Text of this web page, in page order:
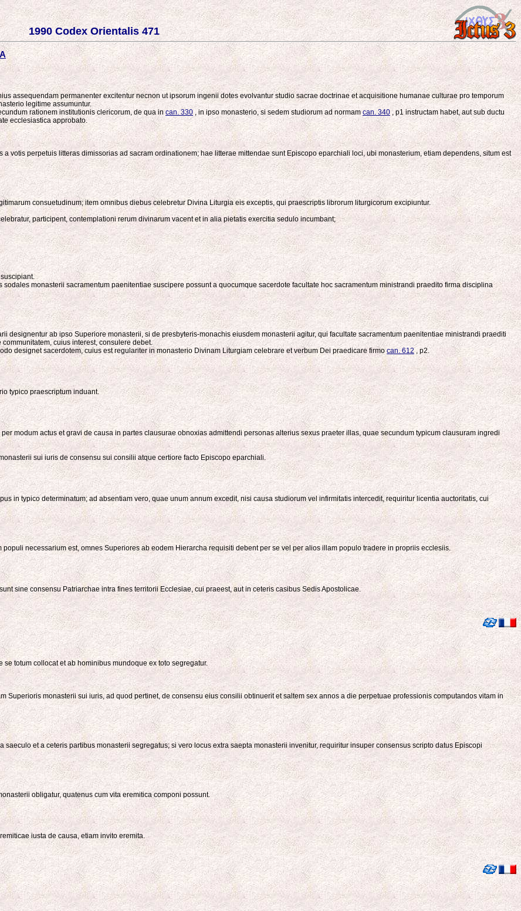
1990 Codex Orientalis 471
assequendam permanenter excitentur necnon ut ipsorum ingenii dotes evolvantur studio sacrae doctrinae et acquisitione humanae culturae pro temporum
legitime assumuntur.
rationem institutionis clericorum, de qua in can. 330 , in ipso monasterio, si sedem studiorum ad normamcan. 340 , p1 instructam habet, aut sub ductu
ecclesiastica approbato.
votis perpetuis litteras dimissorias ad sacram ordinationem; hae litterae mittendae sunt Episcopo eparchiali loci, ubi monasterium, etiam dependens, situm est
consuetudinum; item omnibus diebus celebretur Divina Liturgia eis exceptis, qui praescriptis librorum liturgicorum excipiuntur.
participent, contemplationi rerum divinarum vacent et in alia pietatis exercitia sedulo incumbant;
monasterii sacramentum paenitentiae suscipere possunt a quocumque sacerdote facultate hoc sacramentum ministrandi praedito firma disciplina
designentur ab ipso Superiore monasterii, si de presbyteris-monachis eiusdem monasterii agitur, qui facultate sacramentum paenitentiae ministrandi praediti
cuius interest, consulere debet.
designet sacerdotem, cuius est regulariter in monasterio Divinam Liturgiam celebrare et verbum Dei praedicare firmocan. 612, p2.
typico praescriptum induant.
modum actus et gravi de causa in partes clausurae obnoxias admittendi personas alterius sexus praeter illas, quae secundum typicum clausuram ingredi
sui iuris de consensu sui consilii atque certiore facto Episcopo eparchiali.
in typico determinatum; ad absentiam vero, quae unum annum excedit, nisi causa studiorum vel infirmitatis intercedit, requiritur licentia auctoritatis, cui
necessarium est, omnes Superiores ab eodem Hierarcha requisiti debent per se vel per alios illam populo tradere in propriis ecclesiis.
sine consensu Patriarchae intra fines territorii Ecclesiae, cui praeest, aut in ceteris casibus Sedis Apostolicae.
totum collocat et ab hominibus mundoque ex toto segregatur.
Superioris monasterii sui iuris, ad quod pertinet, de consensu eius consilii obtinuerit et saltem sex annos a die perpetuae professionis computandos vitam in
et a ceteris partibus monasterii segregatus; si vero locus extra saepta monasterii invenitur, requiritur insuper consensus scripto datus Episcopi
obligatur, quatenus cum vita eremitica componi possunt.
iusta de causa, etiam invito eremita.